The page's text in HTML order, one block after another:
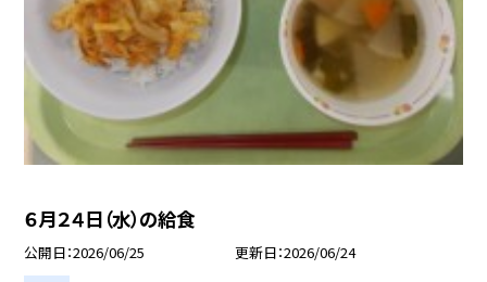
６月２４日（水）の給食
公開日 2026/06/25 更新日 2026/06/24